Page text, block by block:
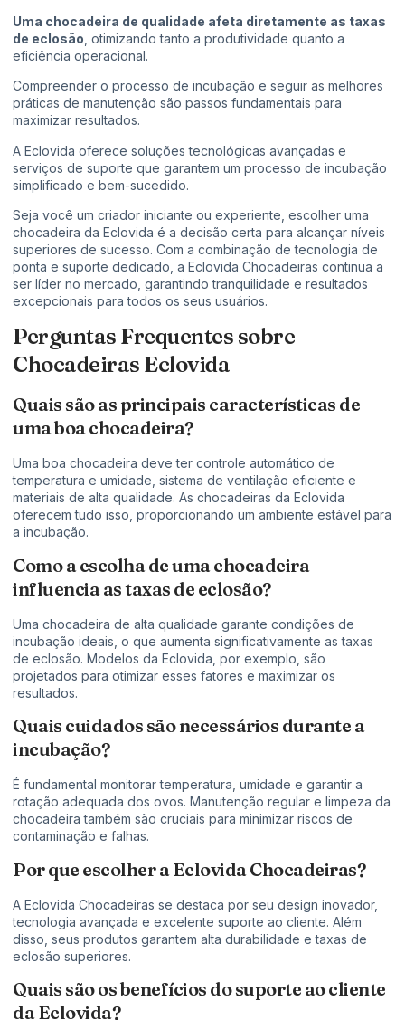
Uma chocadeira de qualidade afeta diretamente as taxas
de eclosão , otimizando tanto a produtividade quanto a
eficiência operacional.
Compreender o processo de incubação e seguir as melhores
práticas de manutenção são passos fundamentais para
maximizar resultados.
A Eclovida oferece soluções tecnológicas avançadas e
serviços de suporte que garantem um processo de incubação
simplificado e bem-sucedido.
Seja você um criador iniciante ou experiente, escolher uma
chocadeira da Eclovida é a decisão certa para alcançar níveis
superiores de sucesso. Com a combinação de tecnologia de
ponta e suporte dedicado, a Eclovida Chocadeiras continua a
ser líder no mercado, garantindo tranquilidade e resultados
excepcionais para todos os seus usuários.
Perguntas Frequentes sobre
Chocadeiras Eclovida
Quais são as principais características de
uma boa chocadeira?
Uma boa chocadeira deve ter controle automático de
temperatura e umidade, sistema de ventilação eficiente e
materiais de alta qualidade. As chocadeiras da Eclovida
oferecem tudo isso, proporcionando um ambiente estável para
a incubação.
Como a escolha de uma chocadeira
influencia as taxas de eclosão?
Uma chocadeira de alta qualidade garante condições de
incubação ideais, o que aumenta significativamente as taxas
de eclosão. Modelos da Eclovida, por exemplo, são
projetados para otimizar esses fatores e maximizar os
resultados.
Quais cuidados são necessários durante a
incubação?
É fundamental monitorar temperatura, umidade e garantir a
rotação adequada dos ovos. Manutenção regular e limpeza da
chocadeira também são cruciais para minimizar riscos de
contaminação e falhas.
Por que escolher a Eclovida Chocadeiras?
A Eclovida Chocadeiras se destaca por seu design inovador,
tecnologia avançada e excelente suporte ao cliente. Além
disso, seus produtos garantem alta durabilidade e taxas de
eclosão superiores.
Quais são os benefícios do suporte ao cliente
da Eclovida?